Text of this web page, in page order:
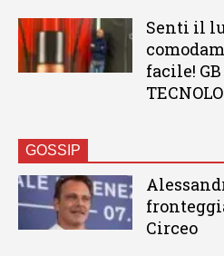
Senti il
facile!
GOSSIP
Circeo